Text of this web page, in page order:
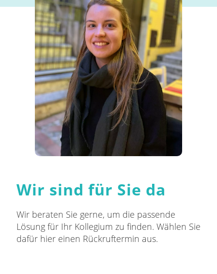
Wir sind für Sie da
Wir beraten Sie gerne, um die passende
Lösung für Ihr Kollegium zu finden. Wählen Sie
dafür hier einen Rückruftermin aus.